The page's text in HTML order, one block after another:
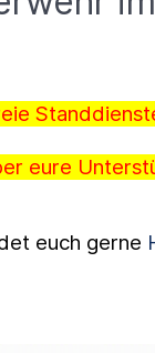
eure
euch gerne